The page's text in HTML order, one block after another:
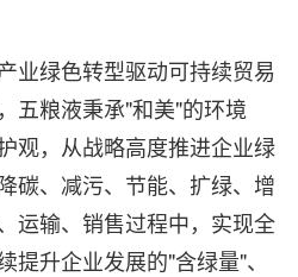
业绿色转型驱动可持续贸易
五粮液秉承"和美"的环境
观，从战略高度推进企业绿
碳、减污、节能、扩绿、增
运输、销售过程中，实现全
升企业发展的"含绿量"、